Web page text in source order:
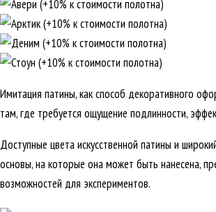
Имитация патины, как способ декоративного
там, где требуется ощущение подлинности,
Доступные цвета искусственной патины и
основы, на которые она может быть нанесена,
возможностей для экспериментов.